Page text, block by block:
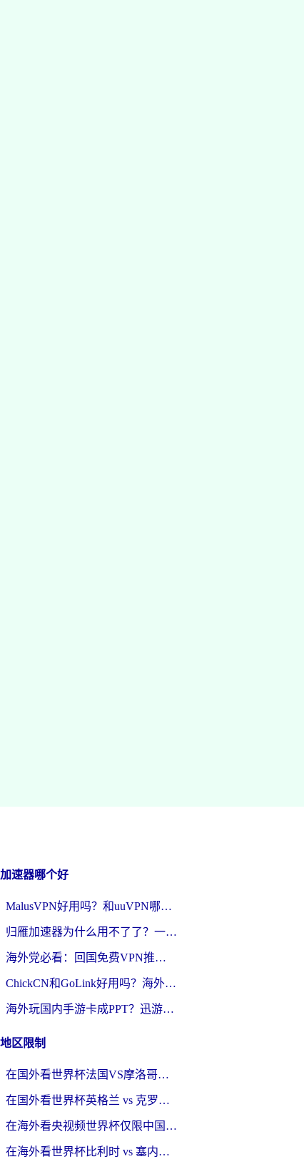
速器哪个好
MalusVPN好用吗？和uuVPN哪个好？海外党无缝访问国内资源的真实对比与选择指南
归雁加速器为什么用不了了？一位海外游子的真实困惑与技术解答
海外党必看：回国免费VPN推荐？别踩坑！教你选对加速器无缝刷国内资源
ChickCN和GoLink好用吗？海外党如何选对回国加速器
海外玩国内手游卡成PPT？迅游和奇游手游哪个好？一篇讲透回国加速器怎么选
区限制
在国外看世界杯法国VS摩洛哥地区限制？这篇指南让你流畅看中文解说无压力
在国外看世界杯英格兰 vs 克罗地亚当前地区不可播放？这篇指南帮你搞定所有海外观赛难题
在海外看央视频世界杯仅限中国大陆？这篇指南帮你解锁中文解说+无卡顿直播
在海外看世界杯比利时 vs 塞内加尔仅限中国大陆？我找到了最流畅的中文解说之路